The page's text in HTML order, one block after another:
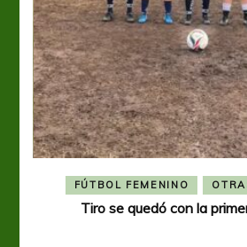
FÚTBOL FEMENINO
Tiro se quedó con la